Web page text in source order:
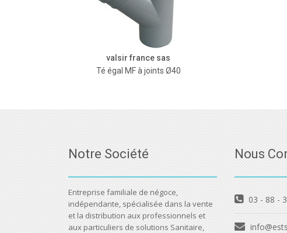
valsir france sas
Té égal MF à joints Ø40
Notre Société
Entreprise familiale de négoce,
indépendante, spécialisée dans la vente
et la distribution aux professionnels et
aux particuliers de solutions Sanitaire,
Nous
03 - 88 -